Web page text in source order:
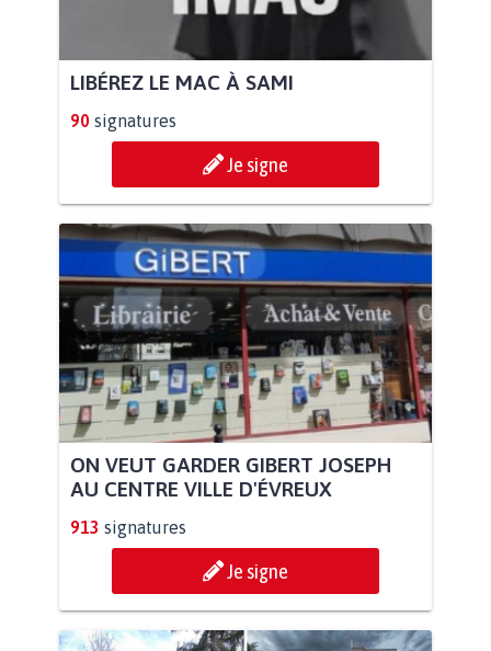
LIBÉREZ LE MAC À SAMI
90 signatures
Je signe
ON VEUT GARDER GIBERT JOSEPH
AU CENTRE VILLE D'ÉVREUX
913 signatures
Je signe